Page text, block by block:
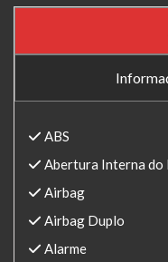
ABS
Abertura Interna do
Airbag
Airbag Duplo
Alarme